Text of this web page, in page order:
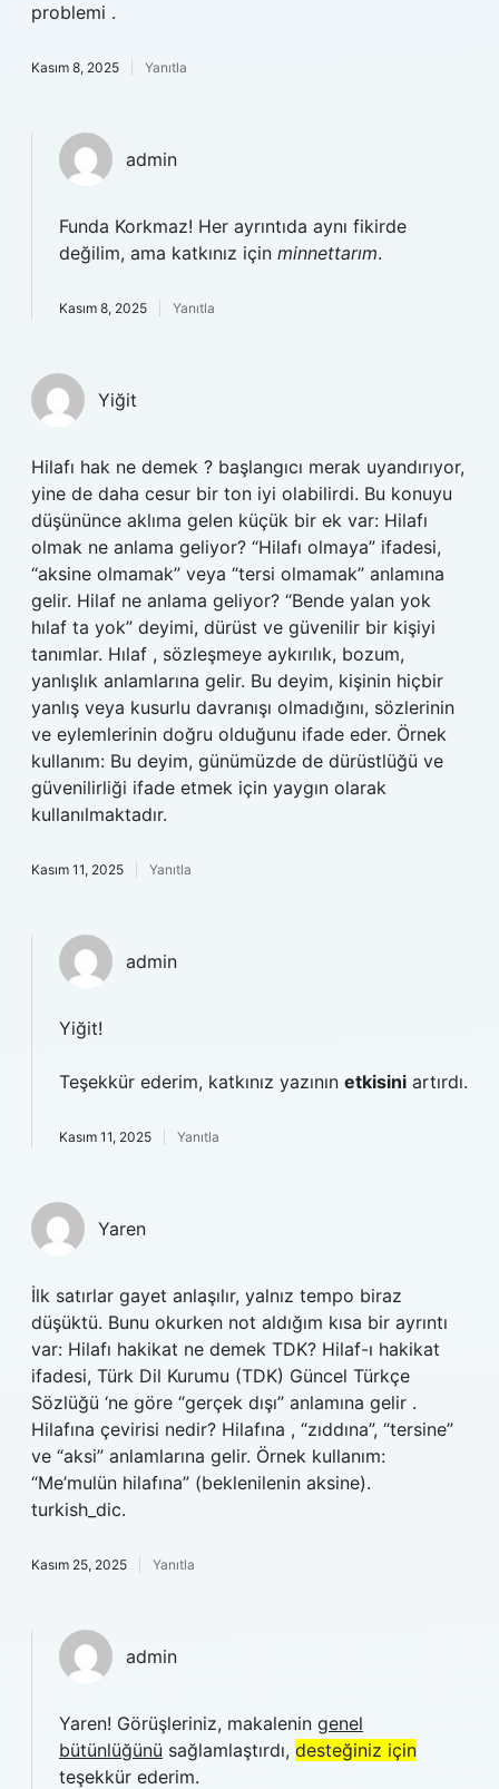
problemi .
Kasım 8, 2025 Yanıtla
admin
Funda Korkmaz! Her ayrıntıda aynı fikirde
değilim, ama katkınız için minnettarım.
Kasım 8, 2025 Yanıtla
Yiğit
Hilafı hak ne demek ? başlangıcı merak uyandırıyor,
yine de daha cesur bir ton iyi olabilirdi. Bu konuyu
düşününce aklıma gelen küçük bir ek var: Hilafı
olmak ne anlama geliyor? “Hilafı olmaya” ifadesi,
“aksine olmamak” veya “tersi olmamak” anlamına
gelir. Hilaf ne anlama geliyor? “Bende yalan yok
hılaf ta yok” deyimi, dürüst ve güvenilir bir kişiyi
tanımlar. Hılaf , sözleşmeye aykırılık, bozum,
yanlışlık anlamlarına gelir. Bu deyim, kişinin hiçbir
yanlış veya kusurlu davranışı olmadığını, sözlerinin
ve eylemlerinin doğru olduğunu ifade eder. Örnek
kullanım: Bu deyim, günümüzde de dürüstlüğü ve
güvenilirliği ifade etmek için yaygın olarak
kullanılmaktadır.
Kasım 11, 2025 Yanıtla
admin
Yiğit!
Teşekkür ederim, katkınız yazının etkisini artırdı.
Kasım 11, 2025 Yanıtla
Yaren
İlk satırlar gayet anlaşılır, yalnız tempo biraz
düşüktü. Bunu okurken not aldığım kısa bir ayrıntı
var: Hilafı hakikat ne demek TDK? Hilaf-ı hakikat
ifadesi, Türk Dil Kurumu (TDK) Güncel Türkçe
Sözlüğü ‘ne göre “gerçek dışı” anlamına gelir .
Hilafına çevirisi nedir? Hilafına , “zıddına”, “tersine”
ve “aksi” anlamlarına gelir. Örnek kullanım:
“Me’mulün hilafına” (beklenilenin aksine).
turkish_dic.
Kasım 25, 2025 Yanıtla
admin
Yaren! Görüşleriniz, makalenin genel
bütünlüğünü sağlamlaştırdı, desteğiniz için
teşekkür ederim.